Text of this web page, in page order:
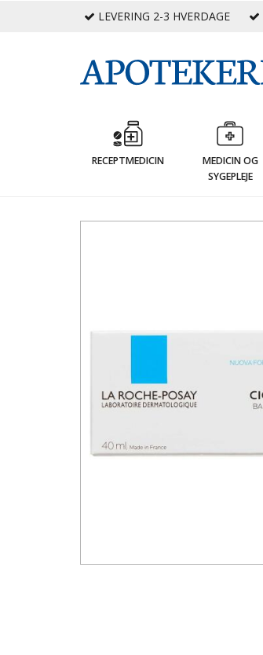
LEVERING 2-3 HVERDAGE
RECEPTMEDICIN
MEDICIN OG
SYGEPLEJE